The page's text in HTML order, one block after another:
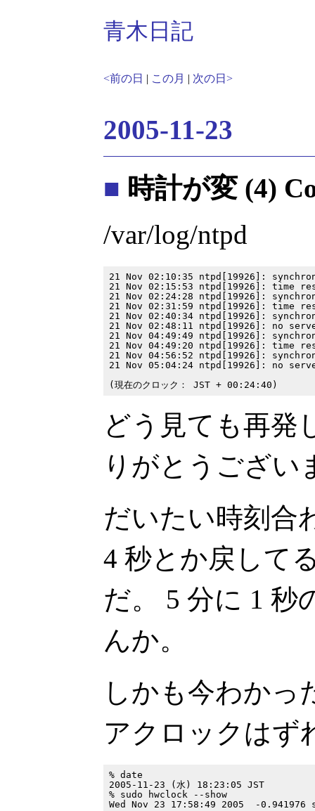
青木日記
<前の日 | この月 | 次の日>
2005-11-23
■ 時計が変 (4)
/var/log/ntpd
21 Nov 02:10:35 ntpd[19926]:
21 Nov 02:15:53 ntpd[19926]: time
21 Nov 02:24:28 ntpd[19926]:
21 Nov 02:31:59 ntpd[19926]: time
21 Nov 02:40:34 ntpd[19926]:
21 Nov 02:48:11 ntpd[19926]: no
21 Nov 04:49:49 ntpd[19926]:
21 Nov 04:49:20 ntpd[19926]: time
21 Nov 04:56:52 ntpd[19926]:
21 Nov 05:04:24 ntpd[19926]: no
どう見ても再発
りがとうござい
だいたい時刻合
4 秒とか戻して
だ。 5 分に 1 秒
んか。
しかも今わかっ
アクロックはず
% date
2005-11-23 (水) 18:23:05 JST
% sudo hwclock --show